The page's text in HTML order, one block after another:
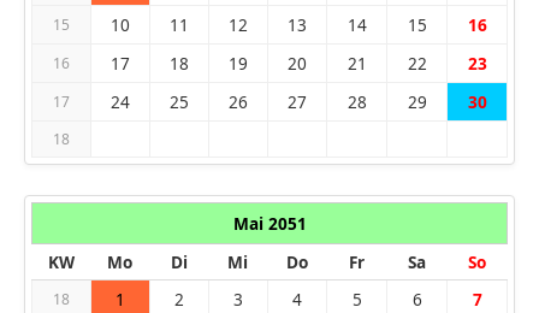
15 10 11 12 13 14 15 16
16 17 18 19 20 21 22 23
17 24 25 26 27 28 29 30
18
Mai 2051
KW
Mo Di Mi Do Fr Sa So
18 1 2 3 4 5 6 7